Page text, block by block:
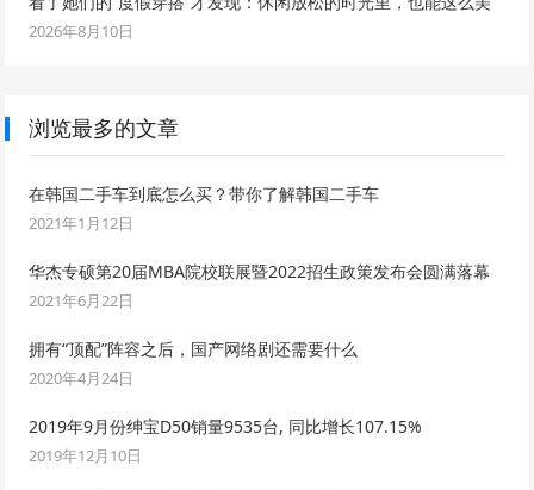
2026年8月10日
浏览最多的文章
在韩国二手车到底怎么买？带你了解韩国二手车
2021年1月12日
华杰专硕第20届MBA院校联展暨2022招生政策发布会圆满落幕
2021年6月22日
拥有“顶配”阵容之后，国产网络剧还需要什么
2020年4月24日
2019年9月份绅宝D50销量9535台, 同比增长107.15%
2019年12月10日